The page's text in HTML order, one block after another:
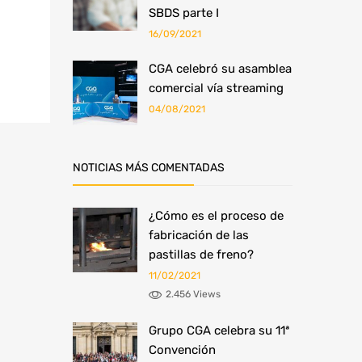
SBDS parte I
16/09/2021
​CGA celebró su asamblea
comercial vía streaming
04/08/2021
NOTICIAS MÁS COMENTADAS
¿Cómo es el proceso de
fabricación de las
pastillas de freno?
11/02/2021
2.456 Views
Grupo CGA celebra su 11ª
Convención